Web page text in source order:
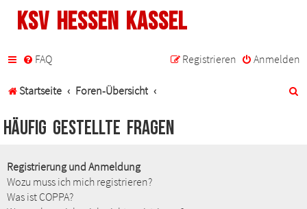
KSV Hessen Kassel
FAQ Anmelden
Registrieren
Startseite Foren-Übersicht
Häufig gestellte Fragen
Registrierung und Anmeldung
Wozu muss ich mich registrieren?
Was ist COPPA?